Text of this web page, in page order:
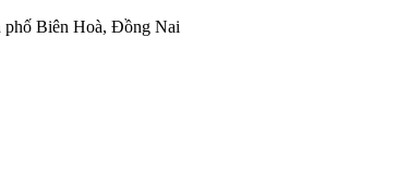
Biên Hoà, Đồng Nai